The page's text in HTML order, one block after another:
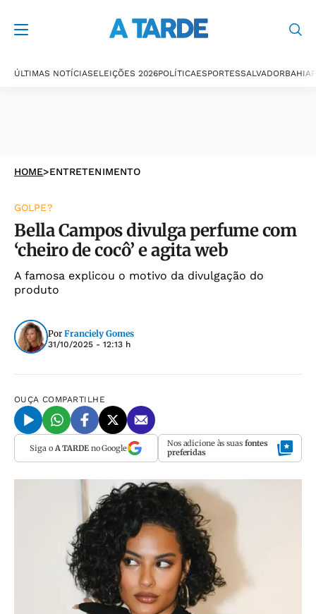
ÚLTIMAS NOTÍCIASELEIÇÕES 2026POLÍTICAESPORTESSALVADORBAHIA
HOME>ENTRETENIMENTO
GOLPE?
Bella Campos divulga perfume com
‘cheiro de cocô’ e agita web
A famosa explicou o motivo da divulgação do
produto
Por Franciely Gomes
31/10/2025 - 12:13 h
OUÇA COMPARTILHE
Siga o A TARDEno Google Nos adicione às suas fontes
preferidas